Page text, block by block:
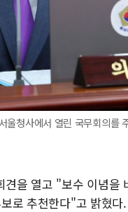
청사에서 열린 국무회의를
을 열고 "보수 이념을
로 추천한다"고 밝혔